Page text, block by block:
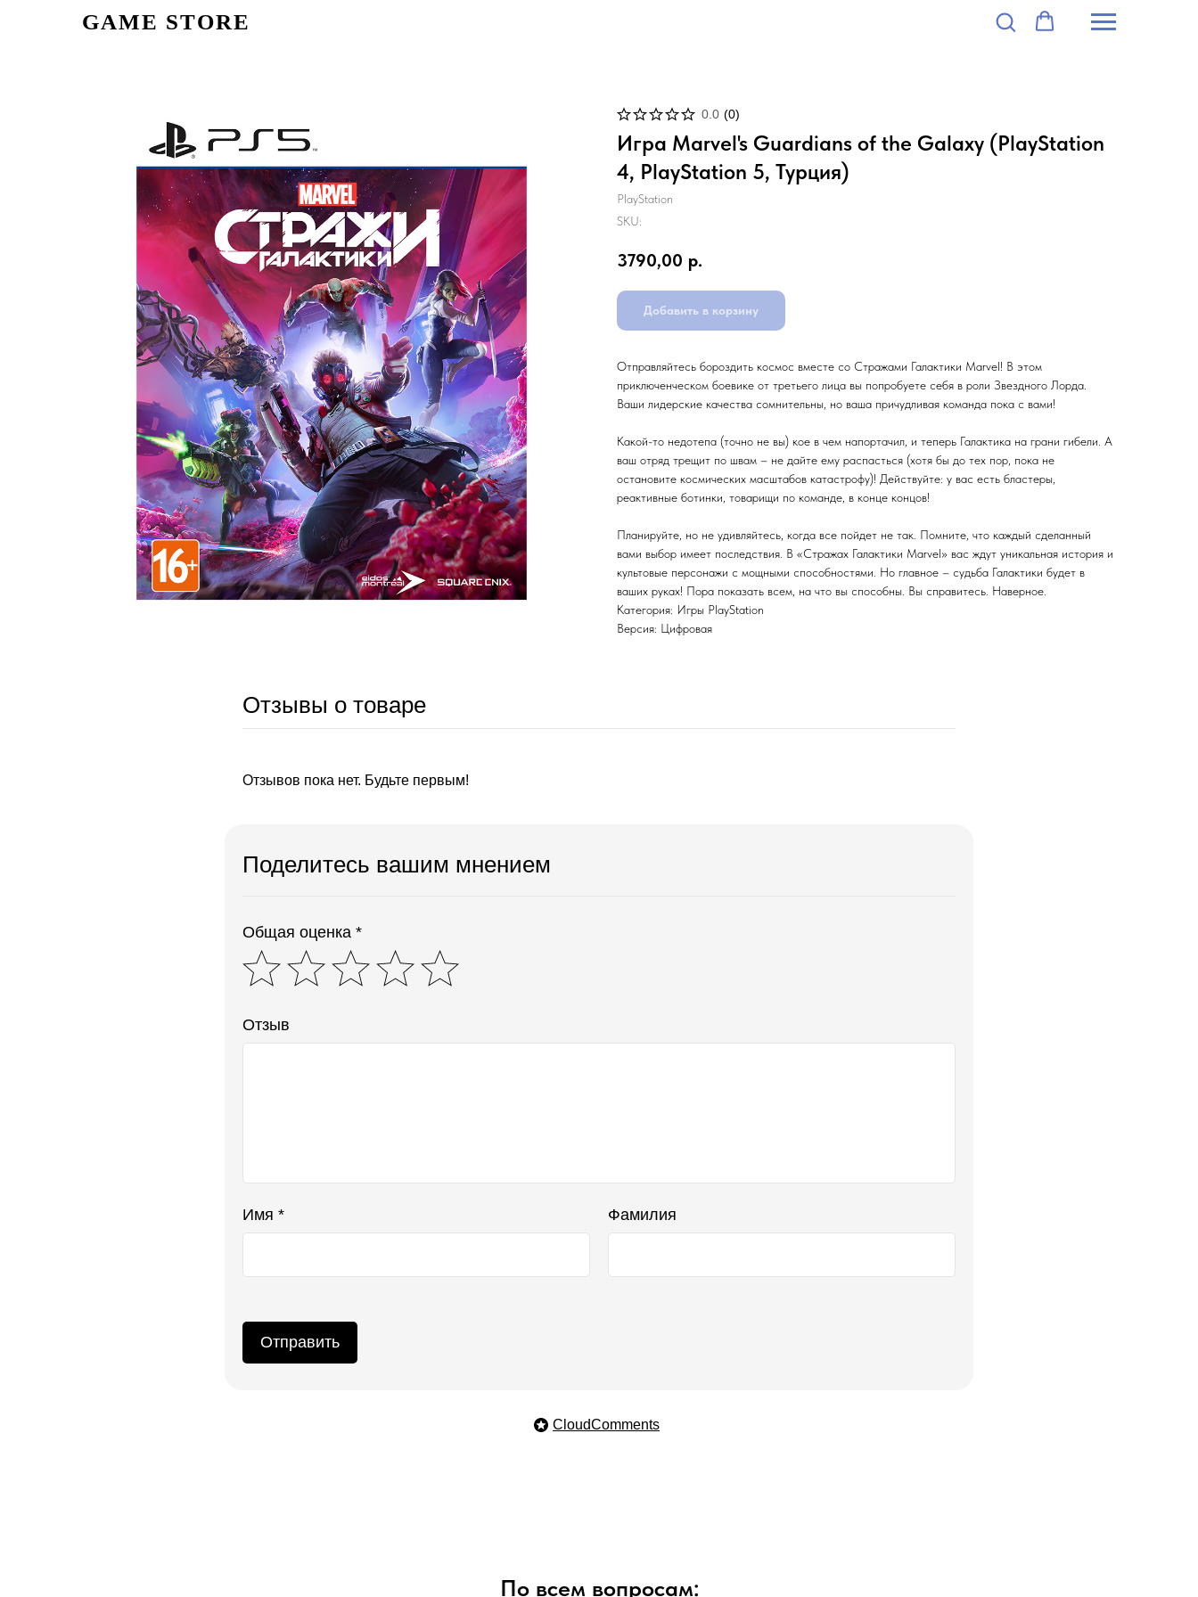
GAME STORE
0.0 (0)
Игра Marvel's Guardians of the Galaxy (PlayStation
4, PlayStation 5, Турция)
PlayStation
SKU:
3790,00 р.
Добавить в корзину
Отправляйтесь бороздить космос вместе со Стражами Галактики Marvel! В этом
приключенческом боевике от третьего лица вы попробуете себя в роли Звездного Лорда.
Ваши лидерские качества сомнительны, но ваша причудливая команда пока с вами!
Какой-то недотепа (точно не вы) кое в чем напортачил, и теперь Галактика на грани гибели. А
ваш отряд трещит по швам – не дайте ему распасться (хотя бы до тех пор, пока не
остановите космических масштабов катастрофу)! Действуйте: у вас есть бластеры,
реактивные ботинки, товарищи по команде, в конце концов!
Планируйте, но не удивляйтесь, когда все пойдет не так. Помните, что каждый сделанный
вами выбор имеет последствия. В «Стражах Галактики Marvel» вас ждут уникальная история и
культовые персонажи с мощными способностями. Но главное – судьба Галактики будет в
ваших руках! Пора показать всем, на что вы способны. Вы справитесь. Наверное.
Категория: Игры PlayStation
Версия: Цифровая
Отзывы о товаре
Отзывов пока нет. Будьте первым!
Поделитесь вашим мнением
Общая оценка *
Отзыв
Имя * Фамилия
Отправить
CloudComments
По всем вопросам: